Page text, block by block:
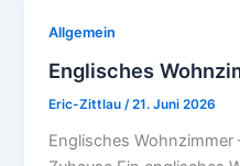
Allgemein
Englisches
Eric-Zittlau /21. Juni 2026
Englisches Wohnzimmer